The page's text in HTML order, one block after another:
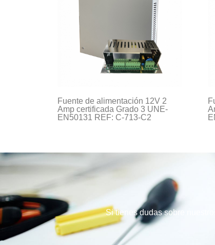
Fuente de alimentación 12V 2
Amp certificada Grado 3 UNE-
EN50131 REF: C-713-C2
Si tienes dudas sobre